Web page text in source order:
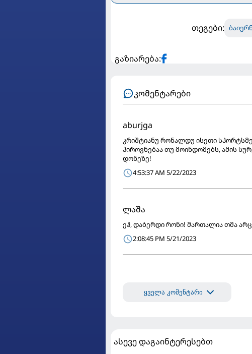
თეგები:
გაზიარება:
კომენტარები
aburjga
კრიშტიანუ რონალდუ ისეთი
პიროვნებაა თუ მოინდომებს, ამის
დონეზე!
4:53:37 AM 5/22/2023
ლაშა
ეჰ, დაბერდი რონი! მართალია თმა არც
2:08:45 PM 5/21/2023
ყველა კომენტარი
ასევე დაგაინტერესებთ